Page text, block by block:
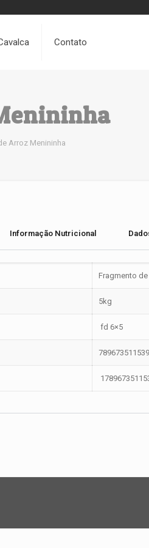
Contato
Arroz Menininha
Informação Nutricional
Fragmento
5kg
fd 6×5